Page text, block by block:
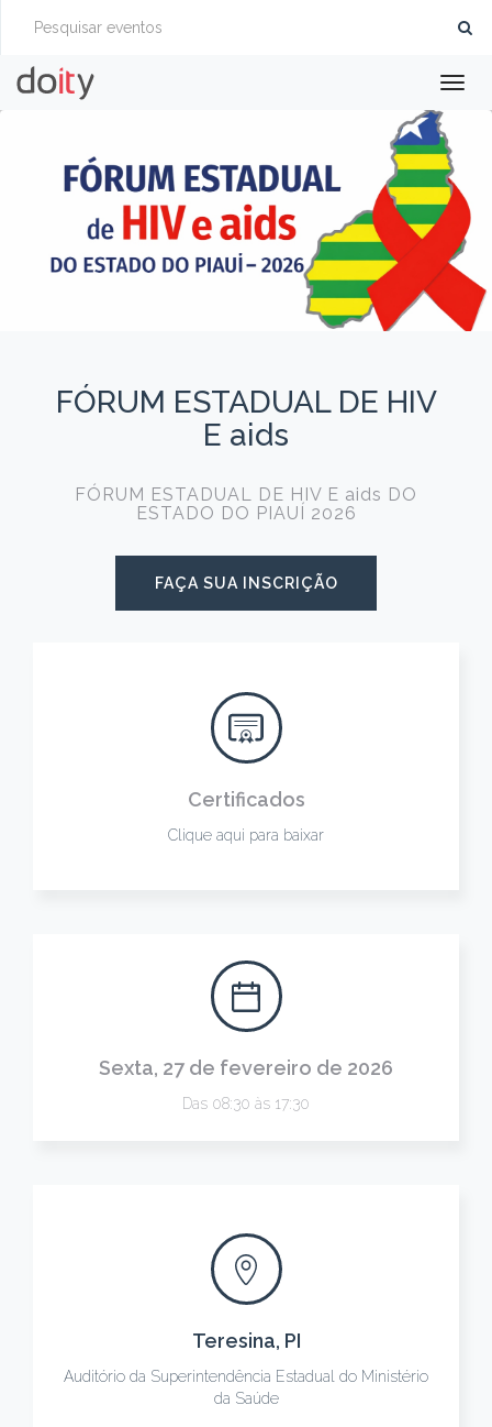
FÓRUM ESTADUAL DE HIV
E aids
FÓRUM ESTADUAL DE HIV E aids DO
ESTADO DO PIAUÍ 2026
FAÇA SUA INSCRIÇÃO
Certificados
Clique aqui para baixar
Sexta, 27 de fevereiro de 2026
Das 08:30 às 17:30
Teresina, PI
Auditório da Superintendência Estadual do Ministério
da Saúde